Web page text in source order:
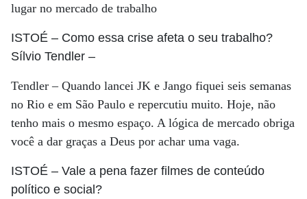
lugar no mercado de trabalho
ISTOÉ – Como essa crise afeta o seu trabalho?
Sílvio Tendler –
Tendler – Quando lancei JK e Jango fiquei seis semanas
no Rio e em São Paulo e repercutiu muito. Hoje, não
tenho mais o mesmo espaço. A lógica de mercado obriga
você a dar graças a Deus por achar uma vaga.
ISTOÉ – Vale a pena fazer filmes de conteúdo
político e social?